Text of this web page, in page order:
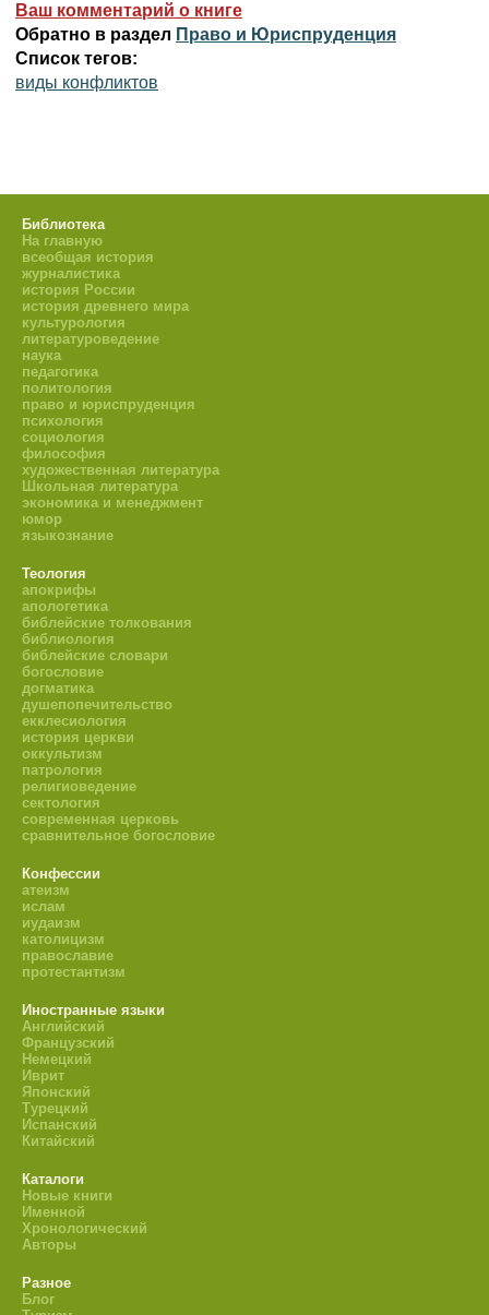
Ваш комментарий о книге
Обратно в раздел Право и Юриспруденция
Список тегов:
виды конфликтов
Библиотека
На главную
всеобщая история
журналистика
история России
история древнего мира
культурология
литературоведение
наука
педагогика
политология
право и юриспруденция
психология
социология
философия
художественная литература
Школьная литература
экономика и менеджмент
юмор
языкознание
Теология
апокрифы
апологетика
библейские толкования
библиология
библейские словари
богословие
догматика
душепопечительство
екклесиология
история церкви
оккультизм
патрология
религиоведение
сектология
современная церковь
сравнительное богословие
Конфессии
атеизм
ислам
иудаизм
католицизм
православие
протестантизм
Иностранные языки
Английский
Французский
Немецкий
Иврит
Японский
Турецкий
Испанский
Китайский
Каталоги
Новые книги
Именной
Хронологический
Авторы
Разное
Блог